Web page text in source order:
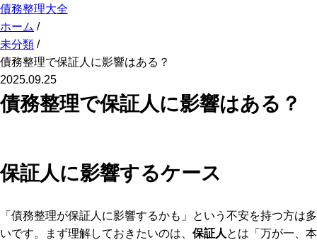
債務整理大全
ホーム /
未分類 /
債務整理で保証人に影響はある？
2025.09.25
債務整理で保証人に影響はある？
保証人に影響するケース
「債務整理が保証人に影響するかも」という不安を持つ方は多
いです。まず理解しておきたいのは、 保証人 とは「万が一、本